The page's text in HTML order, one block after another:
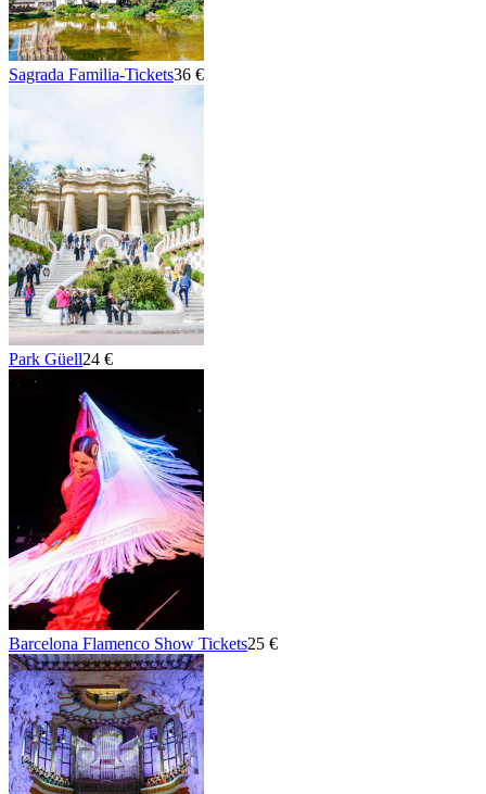
Sagrada Familia-Tickets36 €
Park Güell24 €
Barcelona Flamenco Show Tickets25 €